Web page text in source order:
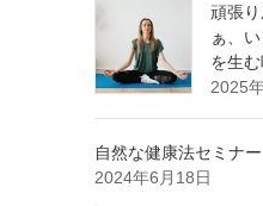
頑張
ぁ、
を生
2025
自然な健康法セミナ
2024年6月18日